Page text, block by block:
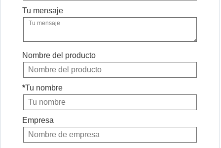
Tu mensaje
Nombre del producto
*Tu nombre
Empresa